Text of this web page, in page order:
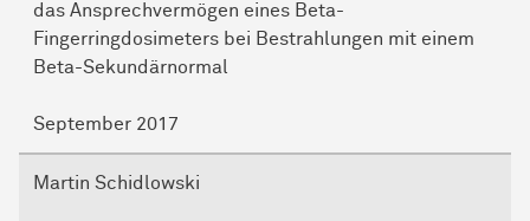
das Ansprechvermögen eines Beta-
Fingerringdosimeters bei Bestrahlungen mit einem
Beta-Sekundärnormal
September 2017
Martin Schidlowski